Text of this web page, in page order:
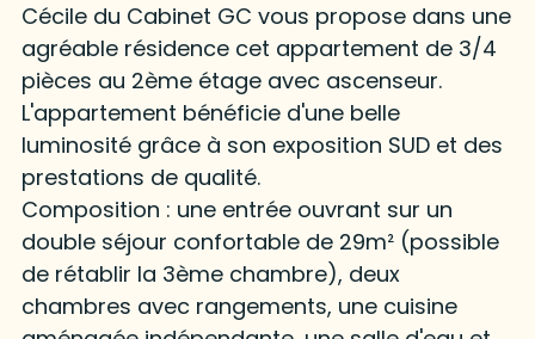
Cécile du Cabinet GC vous propose dans une
agréable résidence cet appartement de 3/4
pièces au 2ème étage avec ascenseur.
L'appartement bénéficie d'une belle
luminosité grâce à son exposition SUD et des
prestations de qualité.
Composition : une entrée ouvrant sur un
double séjour confortable de 29m² (possible
de rétablir la 3ème chambre), deux
chambres avec rangements, une cuisine